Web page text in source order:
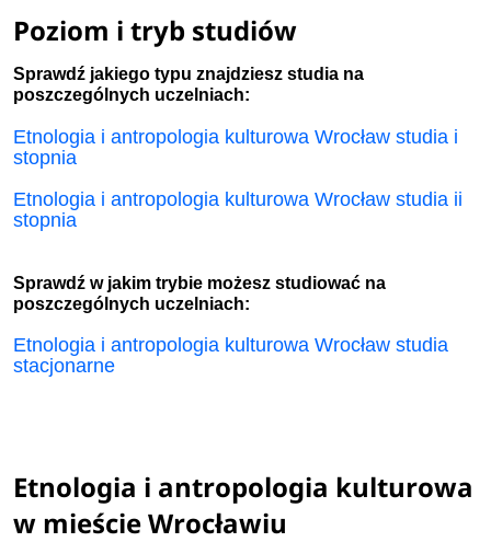
Poziom i tryb studiów
Sprawdź jakiego typu znajdziesz studia na
poszczególnych uczelniach:
Etnologia i antropologia kulturowa Wrocław studia i
stopnia
Etnologia i antropologia kulturowa Wrocław studia ii
stopnia
Sprawdź w jakim trybie możesz studiować na
poszczególnych uczelniach:
Etnologia i antropologia kulturowa Wrocław studia
stacjonarne
Etnologia i antropologia kulturowa
w mieście Wrocławiu